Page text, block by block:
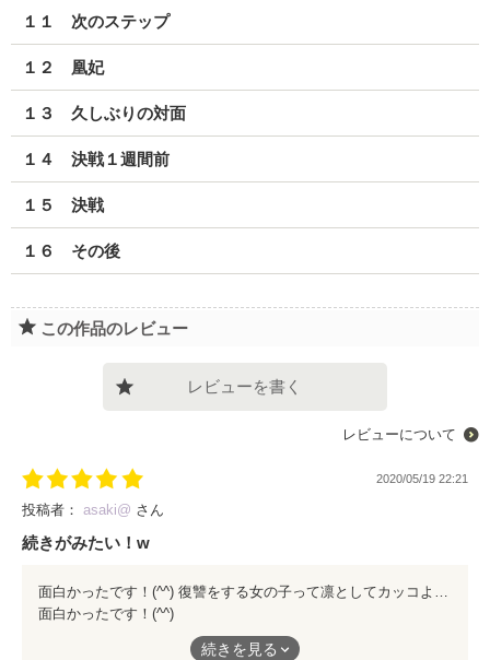
１１ 次のステップ
１２ 凰妃
１３ 久しぶりの対面
１４ 決戦１週間前
１５ 決戦
１６ その後
この作品のレビュー
レビューを書く
レビューについて
2020/05/19 22:21
投稿者： asaki@ さん
続きがみたい！w
面白かったです！(^^) 復讐をする女の子って凛としてカッコよかったです！
面白かったです！(^^)
復讐をする女の子って凛としてカッコよかったです！
続きを見る